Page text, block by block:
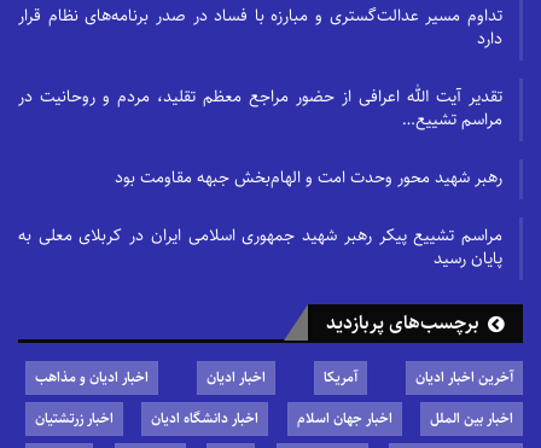
تداوم مسیر عدالت‌گستری و مبارزه با فساد در صدر برنامه‌های نظام قرار
دارد
تقدیر آیت الله اعرافی از حضور مراجع معظم تقلید، مردم و روحانیت در
مراسم تشییع…
رهبر شهید محور وحدت امت و الهام‌بخش جبهه مقاومت بود
مراسم تشییع پیکر رهبر شهید جمهوری اسلامی ایران در کربلای معلی به
پایان رسید
برچسب‌های پربازدید
آخرین اخبار ادیان آمریکا اخبار ادیان
اخبار ادیان و مذاهب
اخبار بین الملل
اخبار جهان اسلام اخبار دانشگاه ادیان
اخبار زرتشتیان